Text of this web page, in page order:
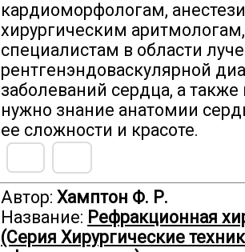
кардиоморфологам,
хирургическим аритмологам,
специалистам в области
рентгенэндоваскулярной
заболеваний сердца, а
нужно знание анатомии
ее сложности и красоте.
Автор: Хамптон Ф. Р.
Название: Рефракционная
(Серия Хирургические